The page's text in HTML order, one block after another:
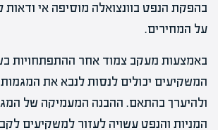
בהפקת הנפט בוונצואלה מוסיפה אי
על המחירים.
באמצעות מעקב צמוד אחר ההתפתחויות
המשקיעים יכולים לנסות לנבא את
ולהיערך בהתאם. ההבנה המעמיקה של
המניות והנפט עשויה לעזור למשקיעים